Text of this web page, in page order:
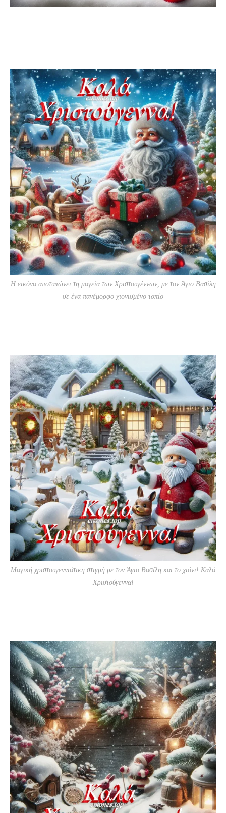
Η εικόνα αποτυπώνει τη μαγεία των Χριστουγέννων, με τον Άγιο Βασίλη
σε ένα πανέμορφο χιονισμένο τοπίο
Μαγική χριστουγεννιάτικη στιγμή με τον Άγιο Βασίλη και το χιόνι! Καλά
Χριστούγεννα!